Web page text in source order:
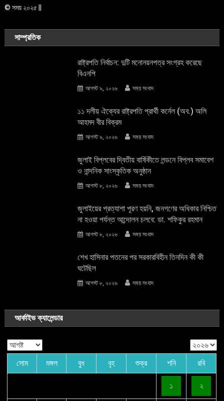
© সময় ২০২৫ ||
সাম্প্রতিক
রাষ্ট্রপতি নির্বাচন: দুটি মনোনয়নপত্র সংগ্রহ করেছে
বিএনপি
আগস্ট ৯, ২০২৬ সময় সংবাদ
১১ দলীয় ঐক্যের রাষ্ট্রপতি প্রার্থী কর্নেল (অব.) অলি
আহমদ বীর বিক্রম
আগস্ট ৯, ২০২৬ সময় সংবাদ
জুলাই বিপ্লবের দ্বিতীয় বার্ষিকীতে লন্ডনে বিপ্লব সমাবেশ
ও নান্দনিক সাংস্কৃতিক অনুষ্ঠান
আগস্ট ৮, ২০২৬ সময় সংবাদ
জুলাইয়ের প্রত্যাশা পূরণ হয়নি, জনগণের অধিকার নিশ্চিত
না হওয়া পর্যন্ত আন্দোলন চলবে: ডা. শফিকুর রহমান
আগস্ট ৮, ২০২৬ সময় সংবাদ
শেখ হাসিনার পতনের পর সরকারবিহীন তিনদিন কী কী
ঘটেছিল
আগস্ট ৮, ২০২৬ সময় সংবাদ
আর্কাইভ ক্যালেন্ডার
সোম মঙ্গল বুধ বৃহ শুক্র শনি রবি
১ ২